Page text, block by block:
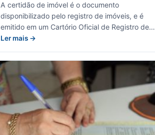
A certidão de imóvel é o documento
disponibilizado pelo registro de imóveis, e é
emitido em um Cartório Oficial de Registro de…
Ler mais →